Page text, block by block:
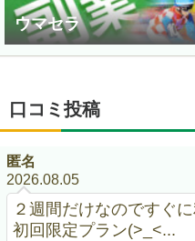
ウマセラ
口コミ投稿
匿名
2026.08.05
２週間だけなのですぐ
初回限定プラン(>_<...